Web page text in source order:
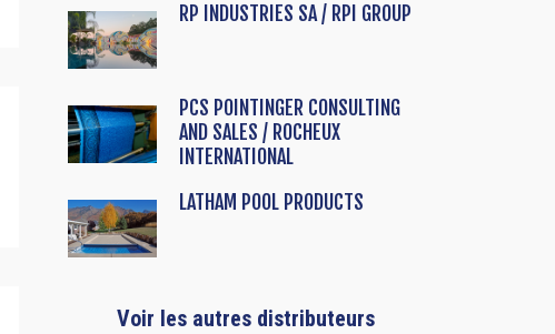
RP INDUSTRIES SA / RPI GROUP
PCS POINTINGER CONSULTING
AND SALES / ROCHEUX
INTERNATIONAL
LATHAM POOL PRODUCTS
Voir les autres distributeurs